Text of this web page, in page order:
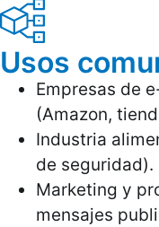
Usos
Empresas de
(Amazon,
Industria
de seguridad).
Marketing y
mensajes